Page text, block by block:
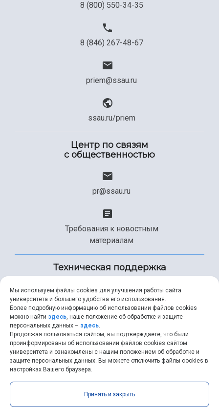
8 (800) 550-34-35
8 (846) 267-48-67
priem@ssau.ru
ssau.ru/priem
Центр по связям
с общественностью
pr@ssau.ru
Требования к новостным
материалам
Техническая поддержка
+7 (846) 267-49-99
help@ssau.ru
Самарский университет © 2026 |ssau.ru
RSS
Мы используем файлы cookies для улучшения работы сайта
университета и большего удобства его использования.
Более подробную информацию об использовании файлов cookies
можно найти здесь, наше положение об обработке и защите
персональных данных – здесь.
Продолжая пользоваться сайтом, вы подтверждаете, что были
проинформированы об использовании файлов cookies сайтом
университета и ознакомлены с нашим положением об обработке и
защите персональных данных. Вы можете отключить файлы cookies в
настройках Вашего браузера.
Принять и закрыть